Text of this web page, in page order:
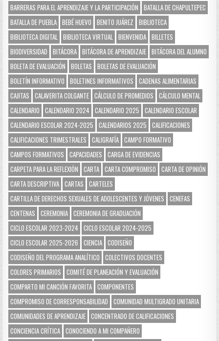
BARRERAS PARA EL APRENDIZAJE Y LA PARTICIPACIÓN
BATALLA DE CHAPULTEPEC
BATALLA DE PUEBLA BEBÉ HUEVO BENITO JUÁREZ
BIBLIOTECA
BIBLIOTECA DIGITAL BIBLIOTECA VIRTUAL BIENVENIDA BILLETES
BIODIVERSIDAD
BITÁCORA BITÁCORA DE APRENDIZAJE BITÁCORA DEL ALUMNO
BOLETA DE EVALUACIÓN
BOLETAS
BOLETAS DE EVALUACIÓN
BOLETÍN INFORMATIVO
BOLETINES INFORMATIVOS
CADENAS ALIMENTARIAS
CAJITAS
CALAVERITA COLGANTE CÁLCULO DE PROMEDIOS
CÁLCULO MENTAL
CALENDARIO
CALENDARIO 2024 CALENDARIO 2025
CALENDARIO ESCOLAR
CALENDARIO ESCOLAR 2024-2025
CALENDARIOS 2025
CALIFICACIONES
CALIFICACIONES TRIMESTRALES
CALIGRAFÍA CAMPO FORMATIVO
CAMPOS FORMATIVOS
CAPACIDADES
CARGA DE EVIDENCIAS
CARPETA PARA LA REFLEXIÓN
CARTA CARTA COMPROMISO
CARTA DE OPINIÓN
CARTA DESCRIPTIVA CARTAS
CARTELES
CARTILLA DE DERECHOS SEXUALES DE ADOLESCENTES Y JÓVENES
CENEFAS
CENTENAS
CEREMONIA CEREMONIA DE GRADUACIÓN
CICLO ESCOLAR 2023-2024
CICLO ESCOLAR 2024-2025
CICLO ESCOLAR 2025-2026
CIENCIA CODISEÑO
CODISEÑO DEL PROGRAMA ANALÍTICO
COLECTIVOS DOCENTES
COLORES PRIMARIOS
COMITÉ DE PLANEACIÓN Y EVALUACIÓN
COMPARTO MI CANCIÓN FAVORITA COMPONENTES
COMPROMISO DE CORRESPONSABILIDAD
COMUNIDAD MULTIGRADO UNITARIA
COMUNIDADES DE APRENDIZAJE CONCENTRADO DE CALIFICACIONES
CONCIENCIA CRÍTICA CONOCIENDO A MI COMPAÑERO